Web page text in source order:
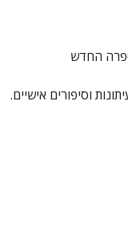
החדש
וסיפורים אישיים.